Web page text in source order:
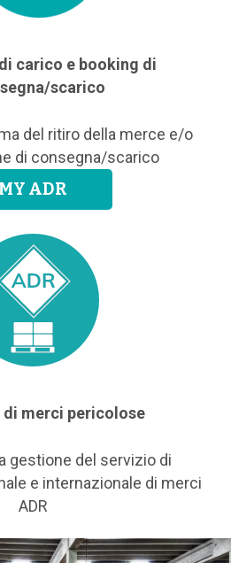
carico e booking di
scarico
del ritiro della merce e/o
di consegna/scarico
MY ADR
merci pericolose
gestione del servizio di
e internazionale di merci
ADR